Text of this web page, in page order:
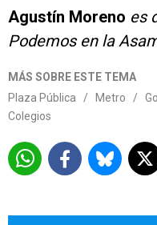
Agustín Moreno es
Podemos en la
MÁS SOBRE ESTE TEMA
Plaza Pública
/ Metro /
Colegios